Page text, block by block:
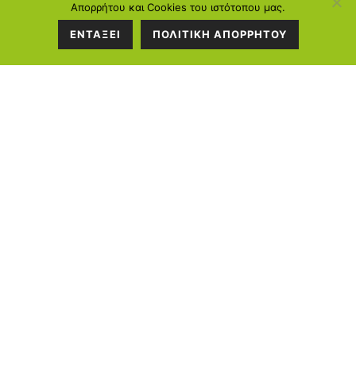
Απορρήτου και Cookies του ιστότοπου μας.
ΕΝΤΑΞΕΙ ΠΟΛΙΤΙΚΗ ΑΠΟΡΡΗΤΟΥ
Περισσότερα...